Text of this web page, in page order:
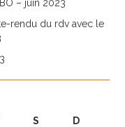
– juin 2023
rendu du rdv avec le
S D